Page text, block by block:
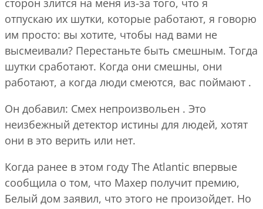
сторон злится на меня из-за того, что я
отпускаю их шутки, которые работают, я говорю
им просто: вы хотите, чтобы над вами не
высмеивали? Перестаньте быть смешным. Тогда
шутки сработают. Когда они смешны, они
работают, а когда люди смеются, вас поймают .
Он добавил: Смех непроизвольен . Это
неизбежный детектор истины для людей, хотят
они в это верить или нет.
Когда ранее в этом году The Atlantic впервые
сообщила о том, что Махер получит премию,
Белый дом заявил, что этого не произойдет. Но